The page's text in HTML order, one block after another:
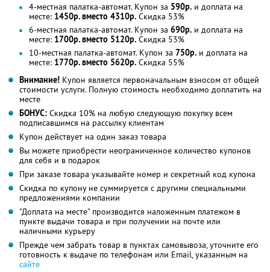
4-местная палатка-автомат. Купон за 590р. и доплата на
месте: 1450р. вместо 4310р. Скидка 53%
6-местная палатка-автомат. Купон за 690р. и доплата на
месте: 1700р. вместо 5120р. Скидка 53%
10-местная палатка-автомат. Купон за 750р. и доплата на
месте: 1770р. вместо 5620р. Скидка 55%
Внимание! Купон является первоначальным взносом от общей
стоимости услуги. Полную стоимость необходимо доплатить на
месте
БОНУС: Скидка 10% на любую следующую покупку всем
подписавшимся на рассылку клиентам
Купон действует на один заказ товара
Вы можете приобрести неограниченное количество купонов
для себя и в подарок
При заказе товара указывайте номер и секретный код купона
Скидка по купону не суммируется с другими специальными
предложениями компании
"Доплата на месте" производится наложенным платежом в
пункте выдачи товара и при получении на почте или
наличными курьеру
Прежде чем забрать товар в пунктах самовывоза, уточните его
готовность к выдаче по телефонам или Email, указанным на
сайте